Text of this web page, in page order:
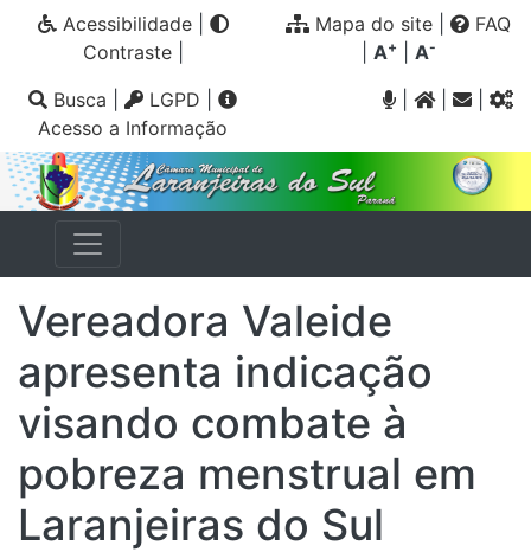
Acessibilidade|
Contraste|
Mapa do site
FAQ
A+ A-
Busca LGPD
Acesso a Informação
|
Vereadora Valeide
apresenta indicação
visando combate à
pobreza menstrual em
Laranjeiras do Sul